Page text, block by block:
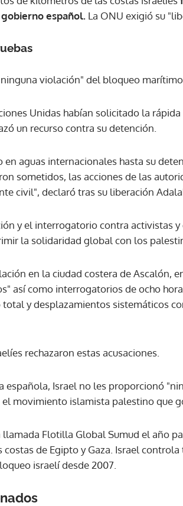
español. La ONU exigió su
violación" del bloqueo
Unidas habían solicitado la
un recurso contra su detención.
en aguas internacionales hasta su
sometidos, las acciones de las
civil", declaró tras su liberación
y el interrogatorio contra activistas
la solidaridad global con los
en la ciudad costera de Ascalón,
así como interrogatorios de ocho
y desplazamientos sistemáticos
rechazaron estas acusaciones.
española, Israel no les proporcionó
el movimiento islamista palestino que
llamada Flotilla Global Sumud el año
costas de Egipto y Gaza. Israel
israelí desde 2007.